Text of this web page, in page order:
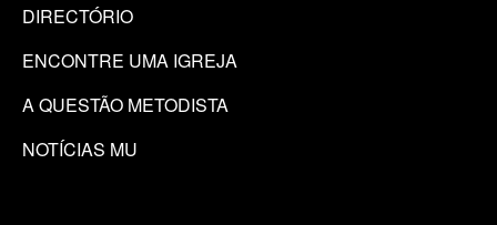
DIRECTÓRIO
ENCONTRE UMA IGREJA
A QUESTÃO METODISTA
NOTÍCIAS MU